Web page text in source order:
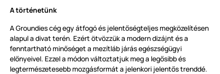
A történetünk
A Groundies cég egy átfogó és jelentőségteljes megközelítésen
alapul a divat terén. Ezért ötvözzük a modern dizájnt és a
fenntartható minőséget a mezítláb járás egészségügyi
előnyeivel. Ezzel a módon változtatjuk meg a legősibb és
legtermészetesebb mozgásformát a jelenkori jelentős trenddé.